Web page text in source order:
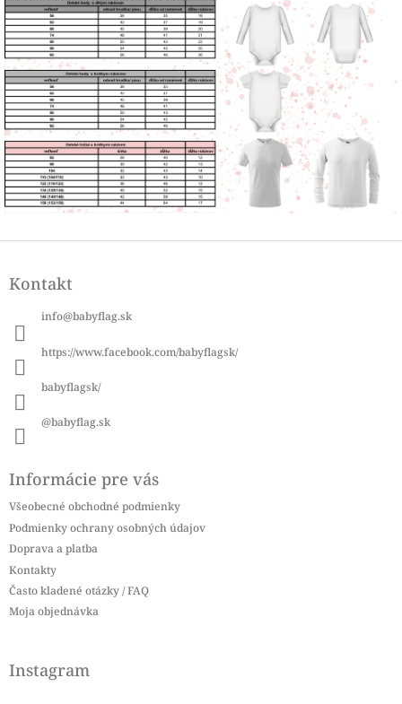
pKontakt
info@babyflag.sk
https://www.facebook.com/babyflagsk/
babyflagsk/
@babyflag.sk
Informácie pre vás
Všeobecné obchodné podmienky
Podmienky ochrany osobných údajov
Doprava a platba
Kontakty
Často kladené otázky / FAQ
Moja objednávka
Instagram